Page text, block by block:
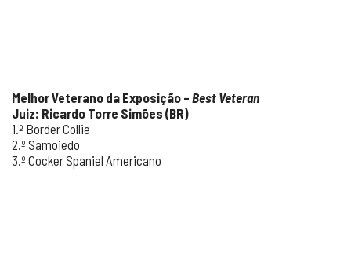
Melhor Veterano da Exposição – Best Veteran
Juiz: Ricardo Torre Simões (BR)
1.º Border Collie
2.º Samoiedo
3.º Cocker Spaniel Americano